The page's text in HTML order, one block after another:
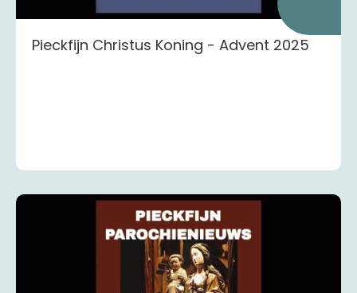
Pieckfijn Christus Koning - Advent 2025